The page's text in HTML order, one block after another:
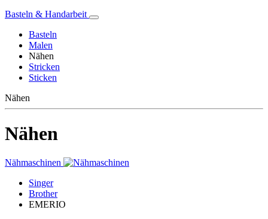
Basteln & Handarbeit
Basteln
Malen
Nähen
Stricken
Sticken
Nähen
Nähen
Nähmaschinen
Singer
Brother
EMERIO